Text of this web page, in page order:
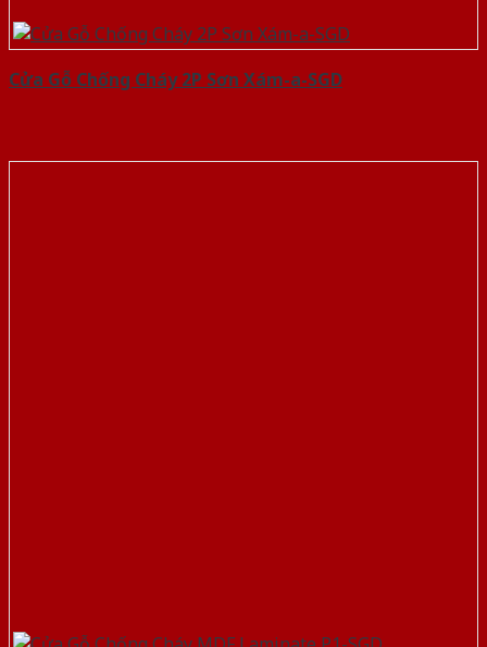
Cửa Gỗ Chống Cháy 2P Sơn Xám-a-SGD